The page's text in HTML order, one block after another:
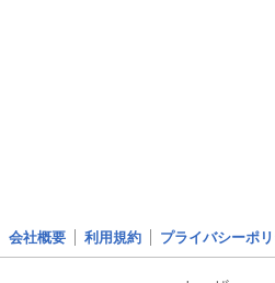
会社概要 利用規約 プライバシーポ